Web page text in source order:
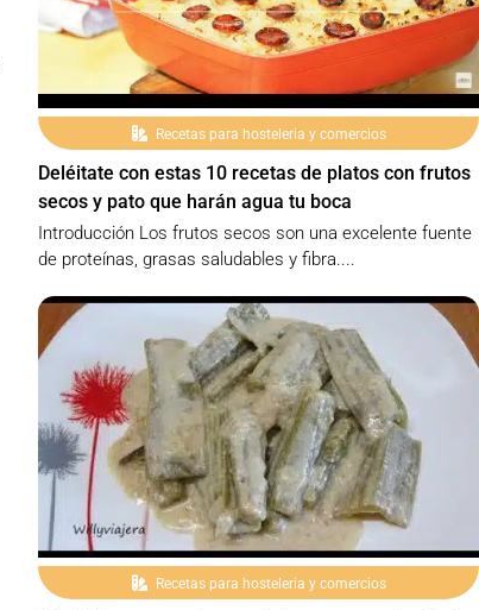
Recetas para hosteleria y comercios
Deléitate con estas 10 recetas de platos con frutos
secos y pato que harán agua tu boca
Introducción Los frutos secos son una excelente fuente
de proteínas, grasas saludables y fibra....
Recetas para hosteleria y comercios